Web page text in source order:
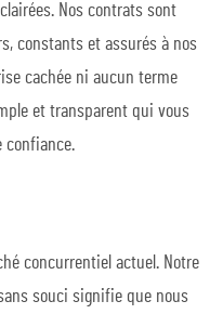
Nos contrats sont
constants et assurés à nos
cachée ni aucun terme
et transparent qui vous
confiance.
concurrentiel actuel. Notre
souci signifie que nous